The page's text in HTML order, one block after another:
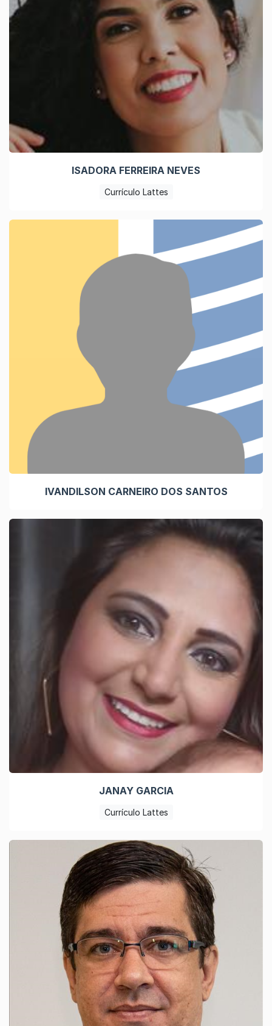
ISADORA FERREIRA NEVES
Currículo Lattes
IVANDILSON CARNEIRO DOS SANTOS
JANAY GARCIA
Currículo Lattes